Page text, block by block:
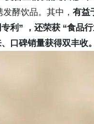
酵饮品。其中， 有益
利” ，还荣获 “食品
口碑销量获得双丰收。